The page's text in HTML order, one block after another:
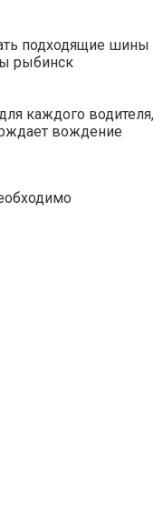
подходящие шины
рыбинск
каждого водителя,
вождение